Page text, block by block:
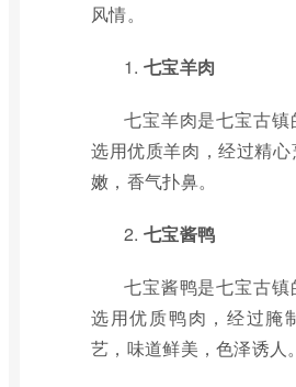
风情。
1. 七宝羊肉
七宝羊肉是七宝古镇
选用优质羊肉，经过精
嫩，香气扑鼻。
2. 七宝酱鸭
七宝酱鸭是七宝古镇
选用优质鸭肉，经过腌
艺，味道鲜美，色泽诱人。